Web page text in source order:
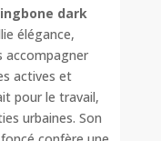
dark
élégance,
accompagner
actives et
pour le travail,
urbaines. Son